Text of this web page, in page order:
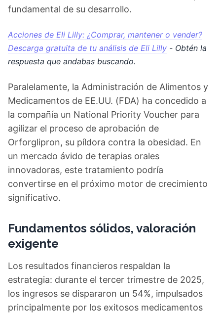
fundamental de su desarrollo.
Acciones de Eli Lilly: ¿Comprar, mantener o vender?
Descarga gratuita de tu análisis de Eli Lilly - Obtén la
respuesta que andabas buscando.
Paralelamente, la Administración de Alimentos y
Medicamentos de EE.UU. (FDA) ha concedido a
la compañía un National Priority Voucher para
agilizar el proceso de aprobación de
Orforglipron, su píldora contra la obesidad. En
un mercado ávido de terapias orales
innovadoras, este tratamiento podría
convertirse en el próximo motor de crecimiento
significativo.
Fundamentos sólidos, valoración
exigente
Los resultados financieros respaldan la
estrategia: durante el tercer trimestre de 2025,
los ingresos se dispararon un 54%, impulsados
principalmente por los exitosos medicamentos